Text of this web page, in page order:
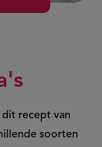
dit recept van
soorten